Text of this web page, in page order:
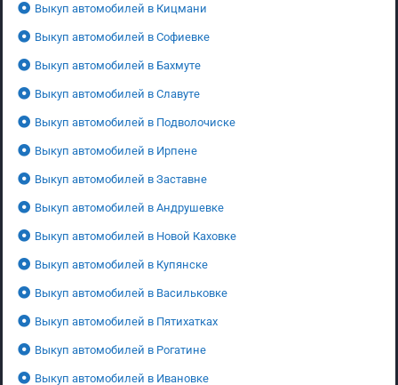
Выкуп автомобилей в Кицмани
Выкуп автомобилей в Софиевке
Выкуп автомобилей в Бахмуте
Выкуп автомобилей в Славуте
Выкуп автомобилей в Подволочиске
Выкуп автомобилей в Ирпене
Выкуп автомобилей в Заставне
Выкуп автомобилей в Андрушевке
Выкуп автомобилей в Новой Каховке
Выкуп автомобилей в Купянске
Выкуп автомобилей в Васильковке
Выкуп автомобилей в Пятихатках
Выкуп автомобилей в Рогатине
Выкуп автомобилей в Ивановке